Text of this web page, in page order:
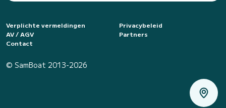
Verplichte vermeldingen
Privacybeleid
AV / AGV
Partners
Contact
© SamBoat 2013-2026